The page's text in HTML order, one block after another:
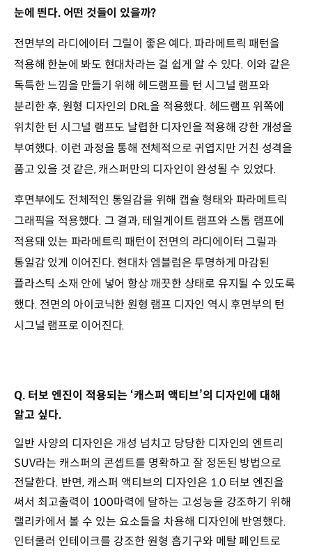
눈에 띈다. 어떤 것들이 있을까?
전면부의 라디에이터 그릴이 좋은 예다. 파라메트릭 패턴을
적용해 한눈에 봐도 현대차라는 걸 쉽게 알 수 있다. 이와 같은
독특한 느낌을 만들기 위해 헤드램프를 턴 시그널 램프와
분리한 후, 원형 디자인의 DRL을 적용했다. 헤드램프 위쪽에
위치한 턴 시그널 램프도 날렵한 디자인을 적용해 강한 개성을
부여했다. 이런 과정을 통해 전체적으로 귀엽지만 거친 성격을
품고 있을 것 같은, 캐스퍼만의 디자인이 완성될 수 있었다.
후면부에도 전체적인 통일감을 위해 캡슐 형태와 파라메트릭
그래픽을 적용했다. 그 결과, 테일게이트 램프와 스톱 램프에
적용돼 있는 파라메트릭 패턴이 전면의 라디에이터 그릴과
통일감 있게 이어진다. 현대차 엠블럼은 투명하게 마감된
플라스틱 소재 안에 넣어 항상 깨끗한 상태로 유지될 수 있도록
했다. 전면의 아이코닉한 원형 램프 디자인 역시 후면부의 턴
시그널 램프로 이어진다.
Q. 터보 엔진이 적용되는 ‘캐스퍼 액티브’의 디자인에 대해
알고 싶다.
일반 사양의 디자인은 개성 넘치고 당당한 디자인의 엔트리
SUV라는 캐스퍼의 콘셉트를 명확하고 잘 정돈된 방법으로
전달한다. 반면, 캐스퍼 액티브의 디자인은 1.0 터보 엔진을
써서 최고출력이 100마력에 달하는 고성능을 강조하기 위해
랠리카에서 볼 수 있는 요소들을 차용해 디자인에 반영했다.
인터쿨러 인테이크를 강조한 원형 흡기구와 메탈 페인트로